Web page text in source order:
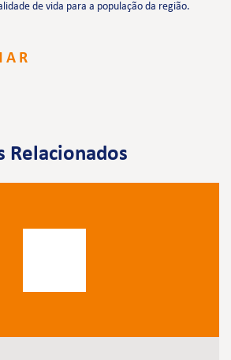
de vida para a população da região.
Relacionados